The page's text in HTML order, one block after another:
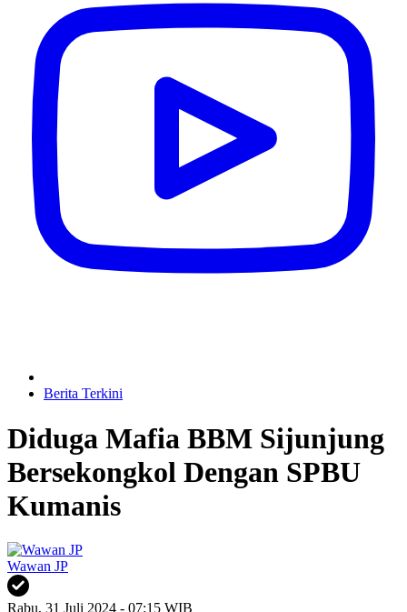
Berita Terkini
Diduga Mafia BBM Sijunjung
Bersekongkol Dengan SPBU
Kumanis
Wawan JP
Rabu, 31 Juli 2024 - 07:15 WIB